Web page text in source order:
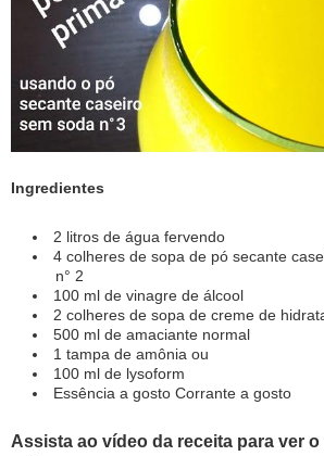
Ingredientes
2 litros de água fervendo
4 colheres de sopa de pó secante
n° 2
100 ml de vinagre de álcool
2 colheres de sopa de creme de
500 ml de amaciante normal
1 tampa de amônia ou
100 ml de lysoform
Essência a gosto Corrante a gosto
Assista ao vídeo da receita para ver